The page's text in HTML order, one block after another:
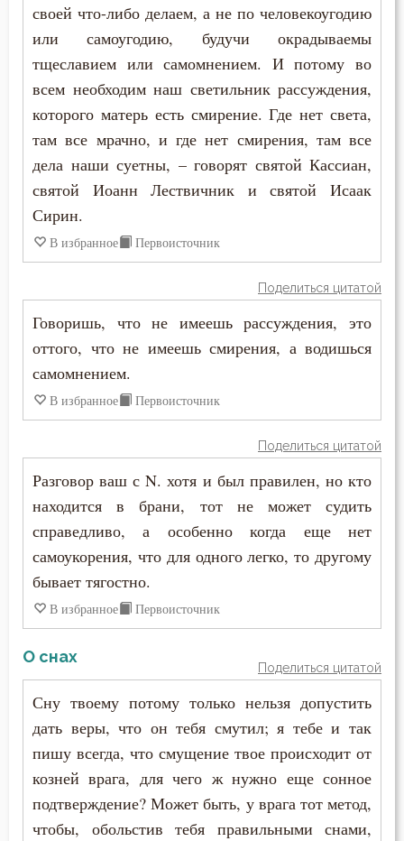
своей что-либо делаем, а не по человекоугодию
или самоугодию, будучи окрадываемы
тщеславием или самомнением. И потому во
всем необходим наш светильник рассуждения,
которого матерь есть смирение. Где нет света,
там все мрачно, и где нет смирения, там все
дела наши суетны, – говорят святой Кассиан,
святой Иоанн Лествичник и святой Исаак
Сирин.
В избранное Первоисточник
Поделиться цитатой
Говоришь, что не имеешь рассуждения, это
оттого, что не имеешь смирения, а водишься
самомнением.
В избранное Первоисточник
Поделиться цитатой
Разговор ваш с N. хотя и был правилен, но кто
находится в брани, тот не может судить
справедливо, а особенно когда еще нет
самоукорения, что для одного легко, то другому
бывает тягостно.
В избранное Первоисточник
О снах
Поделиться цитатой
Сну твоему потому только нельзя допустить
дать веры, что он тебя смутил; я тебе и так
пишу всегда, что смущение твое происходит от
козней врага, для чего ж нужно еще сонное
подтверждение? Может быть, у врага тот метод,
чтобы, обольстив тебя правильными снами,